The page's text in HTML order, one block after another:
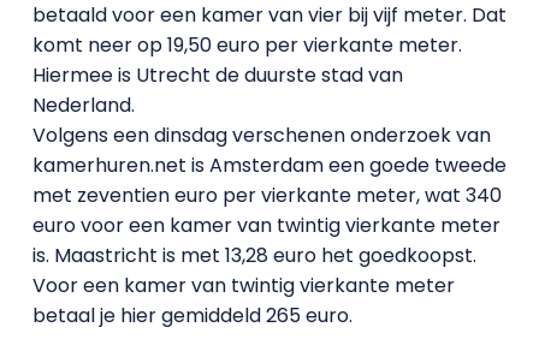
betaald voor een kamer van vier bij vijf meter. Dat
komt neer op 19,50 euro per vierkante meter.
Hiermee is Utrecht de duurste stad van
Nederland.
Volgens een dinsdag verschenen onderzoek van
kamerhuren.net is Amsterdam een goede tweede
met zeventien euro per vierkante meter, wat 340
euro voor een kamer van twintig vierkante meter
is. Maastricht is met 13,28 euro het goedkoopst.
Voor een kamer van twintig vierkante meter
betaal je hier gemiddeld 265 euro.